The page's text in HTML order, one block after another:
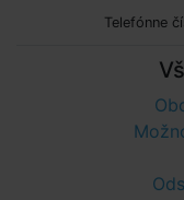
Telefónne